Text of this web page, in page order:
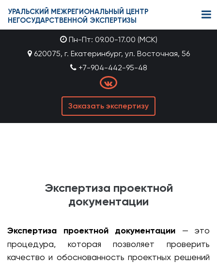
УРАЛЬСКИЙ МЕЖРЕГИОНАЛЬНЫЙ ЦЕНТР
НЕГОСУДАРСТВЕННОЙ ЭКСПЕРТИЗЫ
Пн-Пт: 09.00-17.00 (МСК)
620075, г. Екатеринбург, ул. Восточная, 56
+7-904-442-95-48
Заказать экспертизу
Экспертиза проектной
документации
Экспертиза проектной документации — это
процедура, которая позволяет проверить
качество и обоснованность проектных решений